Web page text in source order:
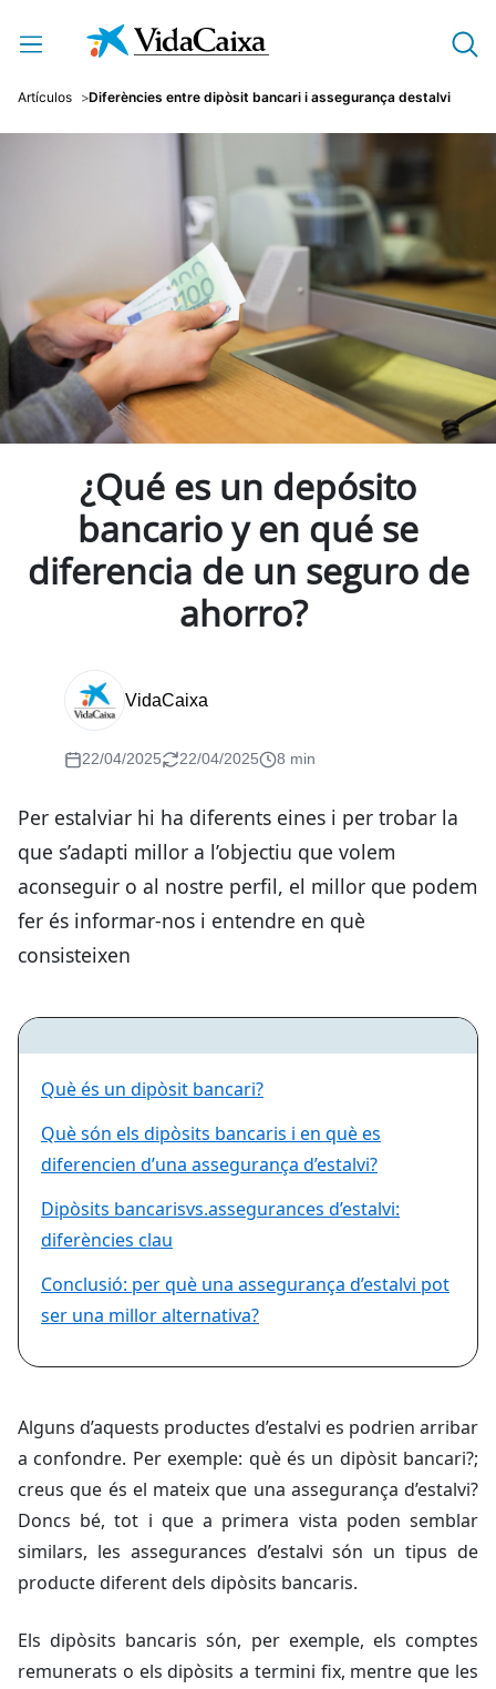
Salta al contingut principal
Artículos Diferències entre dipòsit bancari i assegurança destalvi
¿Qué es un depósito
bancario y en qué se
diferencia de un seguro de
ahorro?
VidaCaixa
22/04/2025 22/04/2025 8 min
Per estalviar hi ha diferents eines i per trobar la
que s’adapti millor a l’objectiu que volem
aconseguir o al nostre perfil, el millor que podem
fer és informar-nos i entendre en què
consisteixen
Què és un dipòsit bancari?
Què són els dipòsits bancaris i en què es
diferencien d’una assegurança d’estalvi?
Dipòsits bancarisvs.assegurances d’estalvi:
diferències clau
Conclusió: per què una assegurança d’estalvi pot
ser una millor alternativa?
Alguns d’aquests productes d’estalvi es podrien arribar
a confondre. Per exemple: què és un dipòsit bancari?;
creus que és el mateix que una assegurança d’estalvi?
Doncs bé, tot i que a primera vista poden semblar
similars, les assegurances d’estalvi són un tipus de
producte diferent dels dipòsits bancaris.
Els dipòsits bancaris són, per exemple, els comptes
remunerats o els dipòsits a termini fix, mentre que les